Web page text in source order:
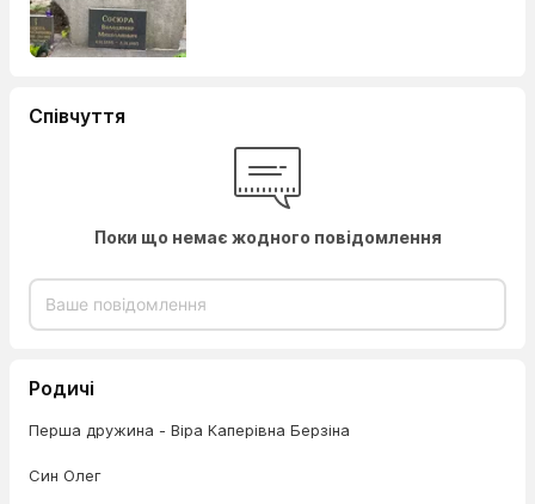
Співчуття
Поки що немає жодного повідомлення
Родичі
Перша дружина - Віра Каперівна Берзіна
Син Олег